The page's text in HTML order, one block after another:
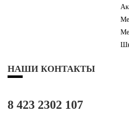
НАШИ КОНТАКТЫ
8 423 2302 107